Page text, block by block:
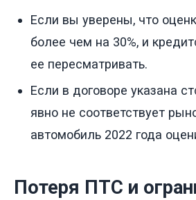
Если вы уверены, что
более чем на 30%, и
ее пересматривать.
Если в договоре указана
явно не соответствует
автомобиль 2022 года
Потеря ПТС и